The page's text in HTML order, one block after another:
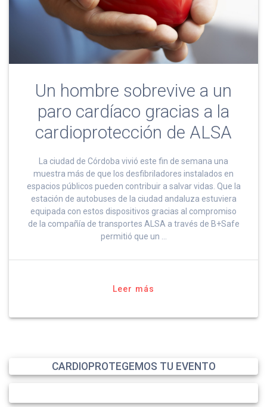
Un hombre sobrevive a un
paro cardíaco gracias a la
cardioprotección de ALSA
La ciudad de Córdoba vivió este fin de semana una
muestra más de que los desfibriladores instalados en
espacios públicos pueden contribuir a salvar vidas. Que la
estación de autobuses de la ciudad andaluza estuviera
equipada con estos dispositivos gracias al compromiso
de la compañía de transportes ALSA a través de B+Safe
permitió que un …
Leer más
CARDIOPROTEGEMOS TU EVENTO